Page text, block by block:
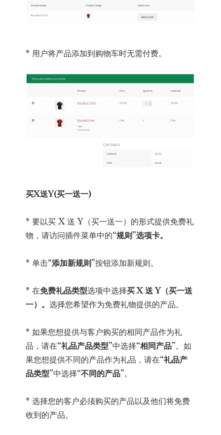
* 用户将产品添加到购物车时无需付费。
买X送Y(买一送一)
* 要以买 X 送 Y（买一送一）的形式提供免费礼
物，请访问插件菜单中的“规则”选项卡。
* 单击“添加新规则”按钮添加新规则。
* 在免费礼品类型选项中选择买 X 送 Y（买一送
一）。选择您希望作为免费礼物提供的产品。
* 如果您想提供与客户购买的相同产品作为礼
品，请在“礼品产品类型”中选择“相同产品”。如
果您想提供不同的产品作为礼品，请在“礼品产
品类型”中选择“不同的产品”。
* 选择您的客户必须购买的产品以及他们将免费
收到的产品。